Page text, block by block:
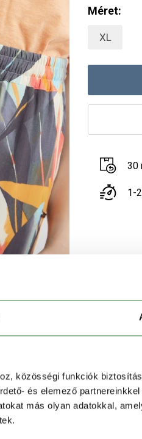
közösségi funkciók
és elemező
más olyan adatokkal,
mellett
nyújt a
állítható,
lezser sikket
a lélegzetelállító
Méret:
XL
30
1-